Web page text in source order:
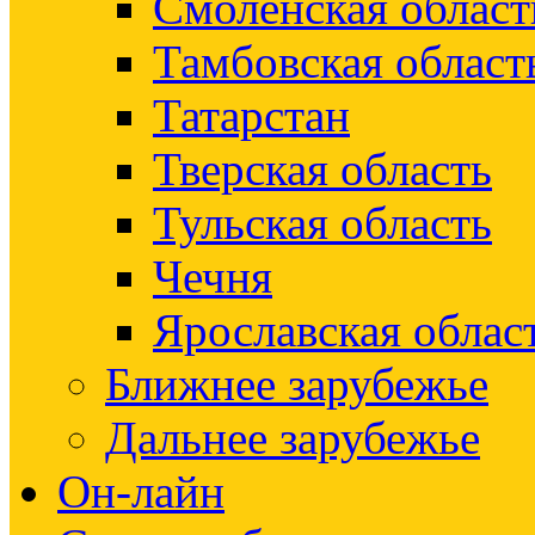
Тамбовская
Татарстан
Тверская область
Тульская область
Чечня
Ярославская
Ближнее зарубежье
Дальнее зарубежье
Он-лайн